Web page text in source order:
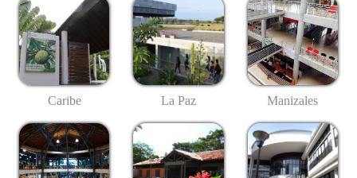
Caribe La Paz Manizales